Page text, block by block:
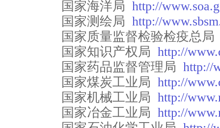
国家海洋局 http://
国家测绘局 http://
国家质量监督检验检疫总局
国家知识产权局 http://
国家药品监督管理局 http://
国家煤炭工业局 http://
国家机械工业局 http://
国家冶金工业局 http://